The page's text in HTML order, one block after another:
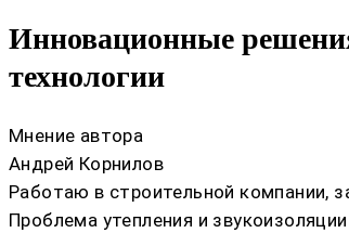
Инновационные
технологии
Мнение автора
Андрей Корнилов
Работаю в строительной компании,
Проблема утепления и